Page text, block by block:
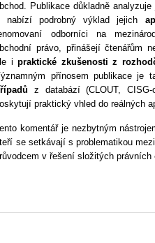
Publikace důkladně
nabízí podrobný výklad jejich
odborníci na
právo, přinášejí čtenářům
ipraktické zkušenosti z
přínosem publikace je
z databází (CLOUT,
praktický vhled do reálných
komentář je nezbytným
se setkávají s problematikou
v řešení složitých